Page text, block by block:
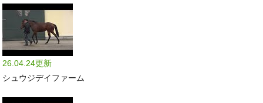
26.04.24更新
シュウジデイファーム